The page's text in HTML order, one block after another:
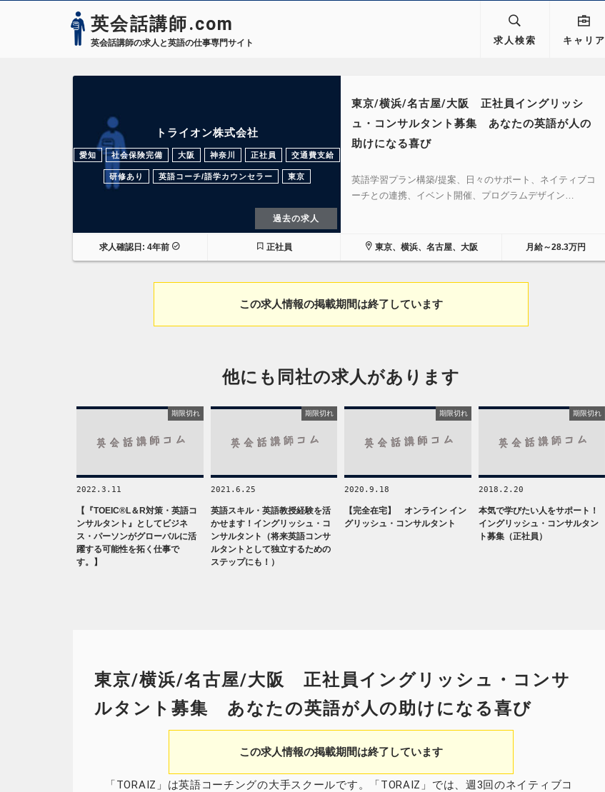
英会話講師.com
英会話講師の求人と英語の仕事専門サイト 求人検索 キャリア
トライオン株式会社
愛知 社会保険完備 大阪 神奈川 正社員 交通費支給
研修あり 英語コーチ/語学カウンセラー 東京
過去の求人
東京/横浜/名古屋/大阪 正社員イングリッシ
ュ・コンサルタント募集 あなたの英語が人の
助けになる喜び
英語学習プラン構築/提案、日々のサポート、ネイティブコ
ーチとの連携、イベント開催、プログラムデザイン…
求人確認日: 4年前 正社員 東京、横浜、名古屋、大阪 月給～28.3万円
この求人情報の掲載期間は終了しています
他にも同社の求人があります
期限切れ
2022.3.11
【『TOEIC®L＆R対策・英語コ
ンサルタント』としてビジネ
ス・パーソンがグローバルに活
躍する可能性を拓く仕事で
す。】
期限切れ
2021.6.25
英語スキル・英語教授経験を活
かせます！イングリッシュ・コ
ンサルタント（将来英語コンサ
ルタントとして独立するための
ステップにも！）
期限切れ
2020.9.18
【完全在宅】 オンライン イン
グリッシュ・コンサルタント
期限切れ
2018.2.20
本気で学びたい人をサポート！
イングリッシュ・コンサルタン
ト募集（正社員）
東京/横浜/名古屋/大阪 正社員イングリッシュ・コンサ
ルタント募集 あなたの英語が人の助けになる喜び
この求人情報の掲載期間は終了しています
「TORAIZ」は英語コーチングの大手スクールです。「TORAIZ」では、週3回のネイティブコ